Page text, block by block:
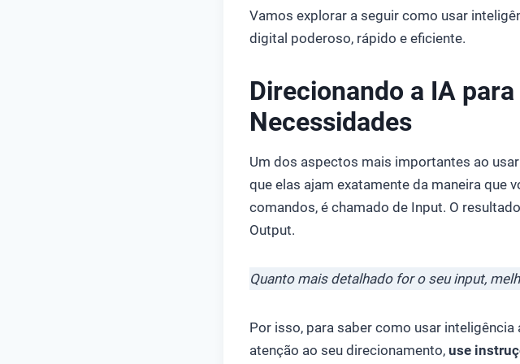
Vamos explorar a seguir como usar
digital poderoso, rápido e eficiente.
Direcionando a IA
Necessidades
Um dos aspectos mais importantes ao
que elas ajam exatamente da maneira que
comandos, é chamado de Input. O
Output.
Quanto mais detalhado for o seu input,
Por isso, para saber como usar
atenção ao seu direcionamento, use